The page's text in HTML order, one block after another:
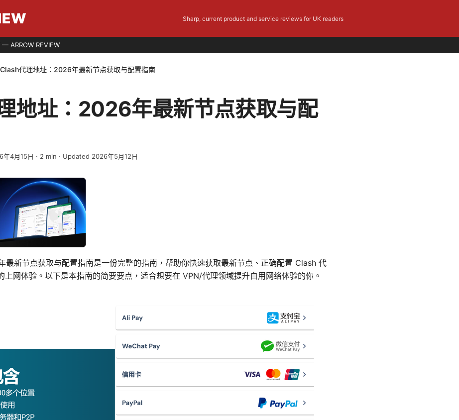
Sharp, current product and service reviews for UK readers
— ARROW REVIEW
Clash代理地址：2026年最新节点获取与配置指南
地址：2026年最新节点获取与配
年4月15日 · 2 min · Updated 2026年5月12日
最新节点获取与配置指南是一份完整的指南，帮助你快速获取最新节点、正确配置 Clash 代
上网体验。以下是本指南的简要要点，适合想要在 VPN/代理领域提升自用网络体验的你。